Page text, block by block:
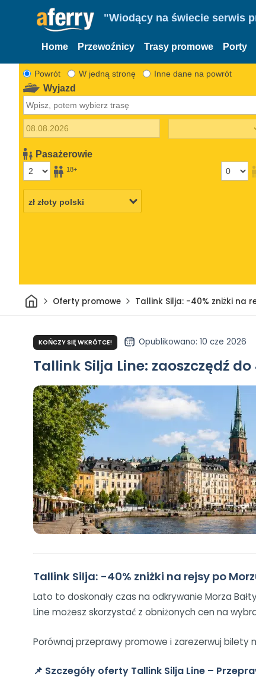
"Wiodący na świecie serwis
Home Przewoźnicy Trasy promowe Porty
Powrót W jedną stronę Inne dane na powrót
Wyjazd
Pasażerowie
18+
DomOferty promowe Tallink Silja: -40% zniżki na
KOŃCZY SIĘ WKRÓTCE! Opublikowano: 10 cze 2026
Tallink Silja Line: zaoszczędź
Tallink Silja: -40% zniżki na rejsy po
Lato to doskonały czas na odkrywanie Morza
Line możesz skorzystać z obniżonych cen na
Porównaj przeprawy promowe i zarezerwuj bilety
📌 Szczegóły oferty Tallink Silja Line –